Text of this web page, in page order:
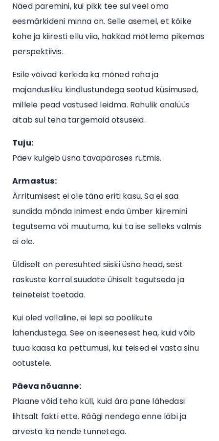
Näed paremini, kui pikk tee sul veel oma
eesmärkideni minna on. Selle asemel, et kõike
kohe ja kiiresti ellu viia, hakkad mõtlema pikemas
perspektiivis.
Esile võivad kerkida ka mõned raha ja
majandusliku kindlustundega seotud küsimused,
millele pead vastused leidma. Rahulik analüüs
aitab sul teha targemaid otsuseid.
Tuju:
Päev kulgeb üsna tavapärases rütmis.
Armastus:
Ärritumisest ei ole täna eriti kasu. Sa ei saa
sundida mõnda inimest enda ümber kiiremini
tegutsema või muutuma, kui ta ise selleks valmis
ei ole.
Üldiselt on peresuhted siiski üsna head, sest
raskuste korral suudate ühiselt tegutseda ja
teineteist toetada.
Kui oled vallaline, ei lepi sa poolikute
lahendustega. See on iseenesest hea, kuid võib
tuua kaasa ka pettumusi, kui teised ei vasta sinu
ootustele.
Päeva nõuanne:
Plaane võid teha küll, kuid ära pane lähedasi
lihtsalt fakti ette. Räägi nendega enne läbi ja
arvesta ka nende tunnetega.